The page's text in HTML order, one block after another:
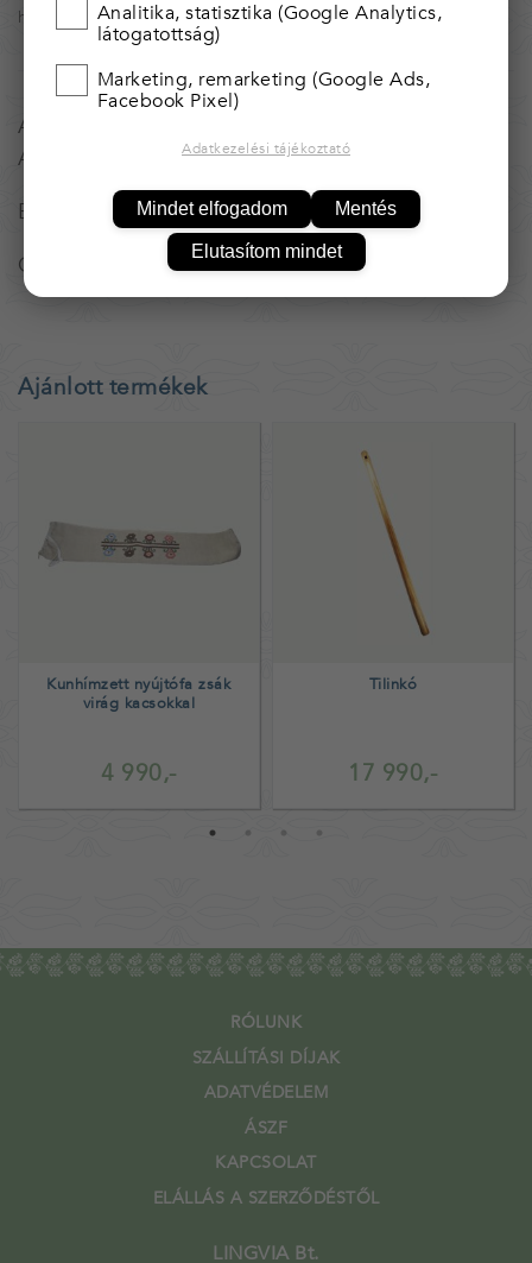
hozzánk visszajárni.
A reneszánsz fuvola egyszerű hatlyukú hangszer.
A pásztorok annak idején flótának nevezték.
Egyrészes változat.
C hangolású
Ajánlott termékek
4 990,-
Kunhímzett nyújtófa zsák
virág kacsokkal
17 990,-
Tilinkó
RÓLUNK
SZÁLLÍTÁSI DÍJAK
ADATVÉDELEM
ÁSZF
KAPCSOLAT
ELÁLLÁS A SZERZŐDÉSTŐL
LINGVIA Bt.
Analitika, statisztika (Google Analytics,
látogatottság)
Marketing, remarketing (Google Ads,
Facebook Pixel)
Adatkezelési tájékoztató
Mindet elfogadom Mentés
Elutasítom mindet